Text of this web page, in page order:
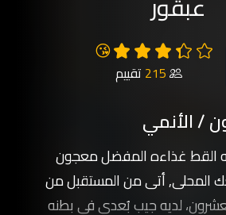
😘
215 تقييم
/ الأنمي
القط غذاءه المفضل معجون
المحلى, أتى من المستقبل من
لديه جيب بُعدي في بطنه